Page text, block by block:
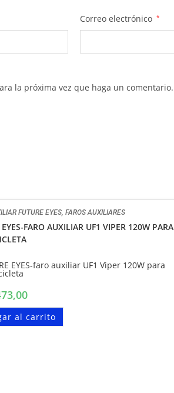
Correo electrónico *
la próxima vez que haga un comentario.
FUTURE EYES,FAROS AUXILIARES
EYES-FARO AUXILIAR UF1 VIPER 120W PARA
al carrito